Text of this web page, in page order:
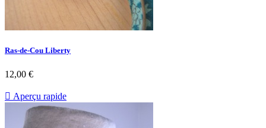
Ras-de-Cou Liberty
12,00 €
 Aperçu rapide